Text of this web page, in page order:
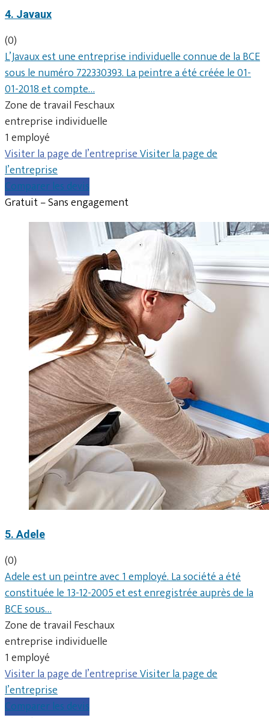
4. Javaux
(0)
L’Javaux est une entreprise individuelle connue de la BCE
sous le numéro 722330393. La peintre a été créée le 01-
01-2018 et compte…
Zone de travail Feschaux
entreprise individuelle
1 employé
Visiter la page de l’entrepriseVisiter la page de
l’entreprise
Comparer les devis
Gratuit – Sans engagement
5. Adele
(0)
Adele est un peintre avec 1 employé. La société a été
constituée le 13-12-2005 et est enregistrée auprès de la
BCE sous…
Zone de travail Feschaux
entreprise individuelle
1 employé
Visiter la page de l’entrepriseVisiter la page de
l’entreprise
Comparer les devis